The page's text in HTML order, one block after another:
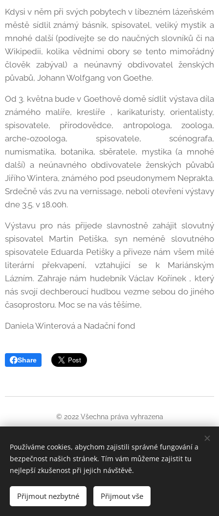
Kdysi v něm při svých pobytech v líbezném lázeňském
městě sídlil známý básník, spisovatel, veliký mystik a
mnohé další (podívejte se do naučných slovníků či na
Wikipedii, kolika vědními obory se tento mimořádný
člověk zabýval) a neúnavný obdivovatel ženských
půvabů, Johann Wolfgang von Goethe.
Od 3. května bude v Goethově domě sídlit výstava díla
známého malíře, kreslíře , karikaturisty, orientalisty,
spisovatele, přírodovědce, antropologa, zoologa,
arche-ozoologa, spisovatele, scénografa,
numismatika, botanika, sběratele, mystika (a mnohé
další) a neúnavného obdivovatele ženských půvabů
Jiřího Wintera, známého pod pseudonymem Neprakta.
Srdečně vás zvu na vernissage, neboli otevření výstavy
dne 3.5. v 18.00h.
Výstavu pro nás přijede slavnostně zahájit slovutný
spisovatel Martin Petiška, syn neméně slovutného
spisovatele Eduarda Petišky a přiveze nám všem milé
literární překvapení, vztahující se k Mariánským
Lázním. Zahraje nám hudebník Václav Kořínek , který
nás svojí dechberoucí hudbou vezme sebou do jiného
časoprostoru. Moc se na vás těšíme,
Daniela Winterová a Nadační fond
Share
© 2022 Všechna práva vyhrazena
Cookies
Čeština
English
Používáme cookies, abychom zajistili správné fungování a
bezpečnost našich stránek. Tím vám můžeme zajistit tu
nejlepší zkušenost při jejich návštěvě.
Přijmout nezbytné Přijmout vše